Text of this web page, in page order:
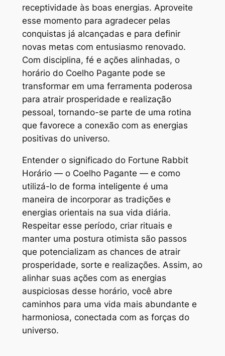
receptividade às boas energias. Aproveite
esse momento para agradecer pelas
conquistas já alcançadas e para definir
novas metas com entusiasmo renovado.
Com disciplina, fé e ações alinhadas, o
horário do Coelho Pagante pode se
transformar em uma ferramenta poderosa
para atrair prosperidade e realização
pessoal, tornando-se parte de uma rotina
que favorece a conexão com as energias
positivas do universo.
Entender o significado do Fortune Rabbit
Horário — o Coelho Pagante — e como
utilizá-lo de forma inteligente é uma
maneira de incorporar as tradições e
energias orientais na sua vida diária.
Respeitar esse período, criar rituais e
manter uma postura otimista são passos
que potencializam as chances de atrair
prosperidade, sorte e realizações. Assim, ao
alinhar suas ações com as energias
auspiciosas desse horário, você abre
caminhos para uma vida mais abundante e
harmoniosa, conectada com as forças do
universo.